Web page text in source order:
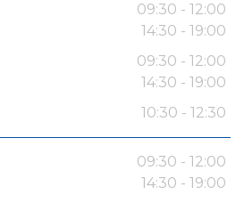
09:30 - 12:00
14:30 - 19:00
09:30 - 12:00
14:30 - 19:00
10:30 - 12:30
09:30 - 12:00
14:30 - 19:00